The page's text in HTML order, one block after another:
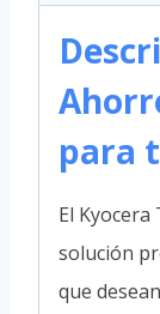
para
El
solución
que